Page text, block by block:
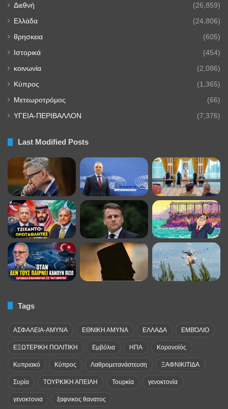
Διεθνή (26,859)
Ελλάδα (24,806)
θρησκεια (605)
Ιστορικά (454)
κοινωνία (2,086)
Κύπρος (1,365)
Μετεωροτρόμος (66)
ΥΓΕΙΑ-ΠΕΡΙΒΑΛΛΟΝ (7,376)
Last Modified Posts
Tags
ΑΣΦΑΛΕΙΑ-ΑΜΥΝΑ ΕΘΝΙΚΗ ΑΜΥΝΑ ΕΛΛΑΔΑ ΕΜΒΌΛΙΟ
ΕΞΩΤΕΡΙΚΗ ΠΟΛΙΤΙΚΗ Εμβόλια ΗΠΑ Κορονοϊός
Κυπριακό Κύπρος Λαθρομετανάστευση ΞΑΦΝΙΚΙΤΙΔΑ
Συρία ΤΟΥΡΚΙΚΗ ΑΠΕΙΛΗ Τουρκία γενοκτονία
γενοκτονια ξαφνικος θανατος